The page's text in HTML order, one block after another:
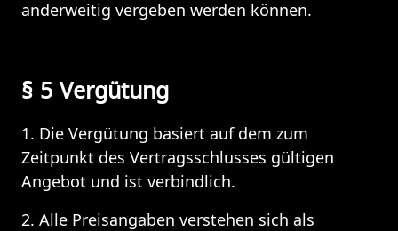
anderweitig vergeben werden können.
§ 5 Vergütung
1. Die Vergütung basiert auf dem zum
Zeitpunkt des Vertragsschlusses gültigen
Angebot und ist verbindlich.
2. Alle Preisangaben verstehen sich als